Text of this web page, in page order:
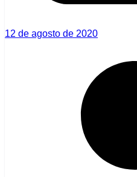
12 de agosto de 2020